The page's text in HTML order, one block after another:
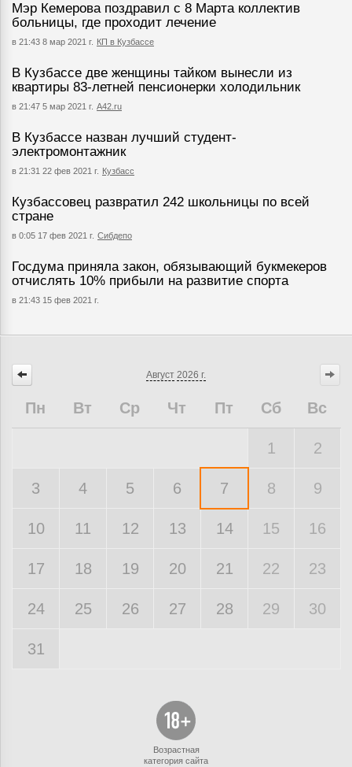
Мэр Кемерова поздравил с 8 Марта коллектив
больницы, где проходит лечение
в 21:43 8 мар 2021 г. КП в Кузбассе
В Кузбассе две женщины тайком вынесли из
квартиры 83-летней пенсионерки холодильник
в 21:47 5 мар 2021 г. А42.ru
В Кузбассе назван лучший студент-
электромонтажник
в 21:31 22 фев 2021 г. Кузбасс
Кузбассовец развратил 242 школьницы по всей
стране
в 0:05 17 фев 2021 г. Сибдепо
Госдума приняла закон, обязывающий букмекеров
отчислять 10% прибыли на развитие спорта
в 21:43 15 фев 2021 г.
Август 2026 г.
Пн Вт Ср Чт Пт Сб Вс
1 2
3 4 5 6 7 8 9
10 11 12 13 14 15 16
17 18 19 20 21 22 23
24 25 26 27 28 29 30
31
Возрастная
категория сайта